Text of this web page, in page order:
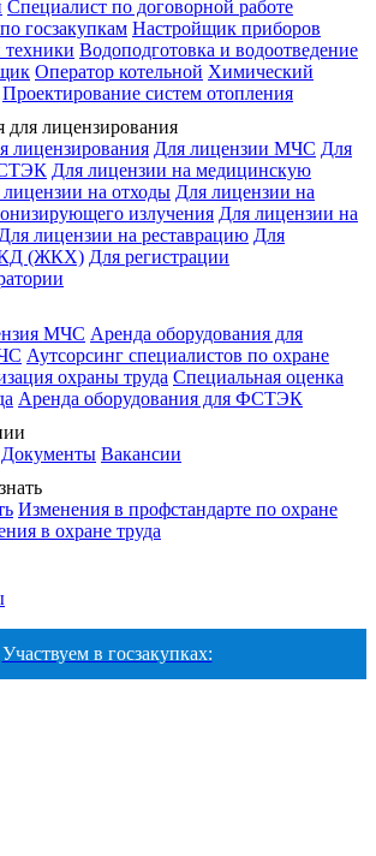
Специалист по договорной работе
госзакупкам Настройщик приборов
техники Водоподготовка и водоотведение
Оператор котельной Химический
Проектирование систем отопления
для лицензирования
лицензирования Для лицензии МЧС Для
Для лицензии на медицинскую
на отходы Для лицензии на
излучения Для лицензии на
Для лицензии на реставрацию Для
(ЖКХ) Для регистрации
МЧС Аренда оборудования для
Аутсорсинг специалистов по охране
охраны труда Специальная оценка
Аренда оборудования для ФСТЭК
Документы Вакансии
Изменения в профстандарте по охране
в охране труда
Участвуем в госзакупках: